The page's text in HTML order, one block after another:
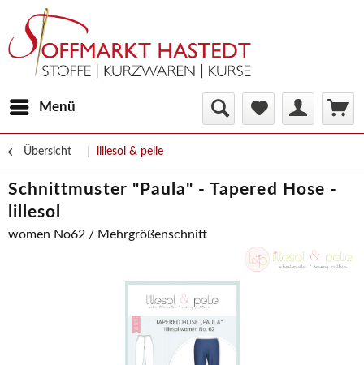
Menü
Übersicht lillesol & pelle
Schnittmuster "Paula" - Tapered Hose -
lillesol
women No62 / Mehrgrößenschnitt